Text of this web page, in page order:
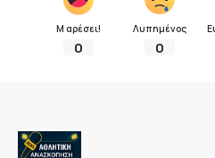
Μ αρέσει!
0
Λυπημένος
0